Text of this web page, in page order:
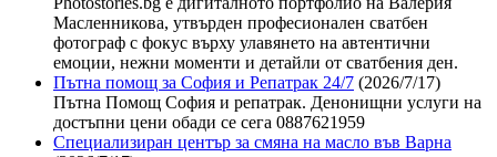
Масленникова, утвърден професионален сватбен
фотограф с фокус върху улавянето на автентични
емоции, нежни моменти и детайли от сватбения ден.
Пътна помощ за София и Репатрак 24/7 (2026/7/17)
Пътна Помощ София и репатрак. Денонищни услуги на
достъпни цени обади се сега 0887621959
Специализиран център за смяна на масло във Варна